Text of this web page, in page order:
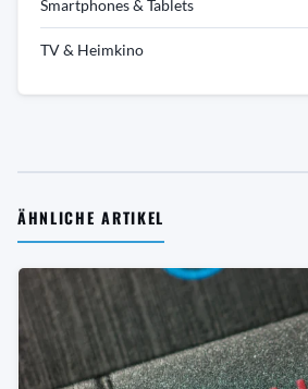
Smartphones & Tablets
TV & Heimkino
ÄHNLICHE ARTIKEL